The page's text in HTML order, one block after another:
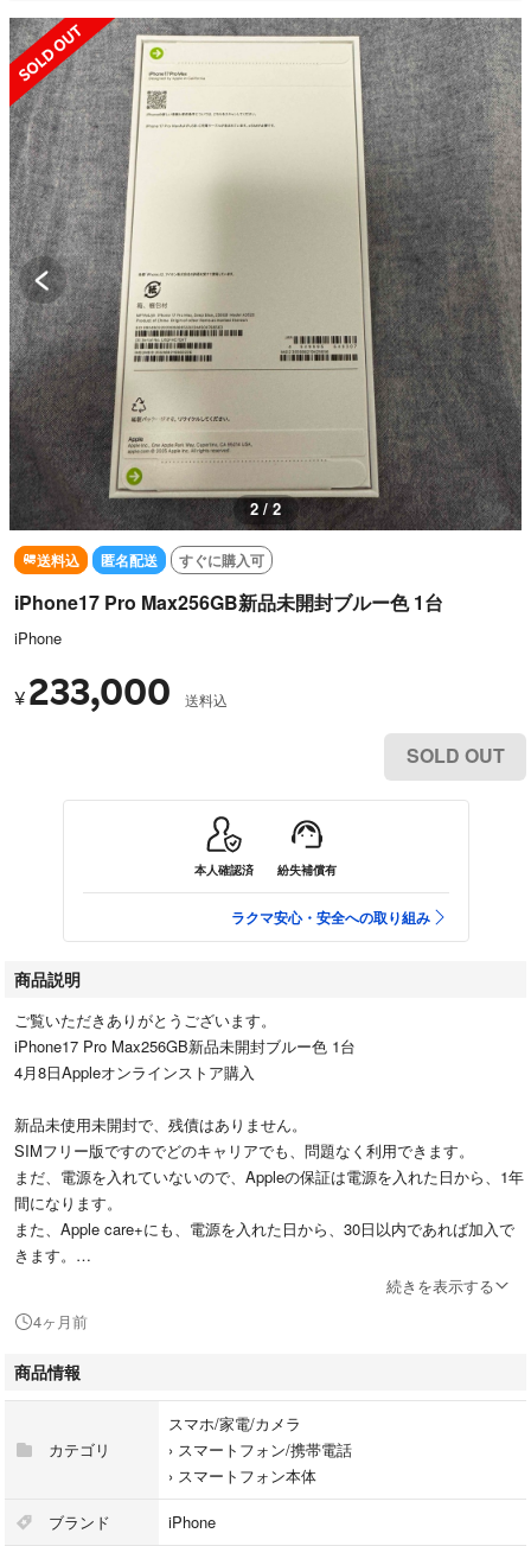
SOLD OUT
2 / 2
送料込 匿名配送 すぐに購入可
iPhone17 Pro Max256GB新品未開封ブルー色 1台
iPhone
¥ 233,000 送料込
SOLD OUT
本人確認済 紛失補償有
ラクマ安心・安全への取り組み
商品説明
ご覧いただきありがとうございます。
iPhone17 Pro Max256GB新品未開封ブルー色 1台
4月8日Appleオンラインストア購入
新品未使用未開封で、残債はありません。
SIMフリー版ですのでどのキャリアでも、問題なく利用できます。
まだ、電源を入れていないので、Appleの保証は電源を入れた日から、1年
間になります。
また、Apple care+にも、電源を入れた日から、30日以内であれば加入で
きます。
初期不良等はAppleにてご対応をお願いします。
続きを表示する
4ヶ月前
商品情報
カテゴリ
スマホ/家電/カメラ
› スマートフォン/携帯電話
› スマートフォン本体
ブランド iPhone